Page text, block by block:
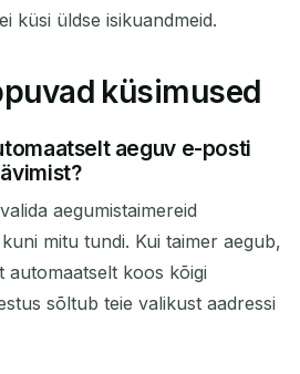
küsi üldse isikuandmeid.
küsimused
aeguv e-posti
aegumistaimereid
mitu tundi. Kui taimer aegub,
automaatselt koos kõigi
sõltub teie valikust aadressi